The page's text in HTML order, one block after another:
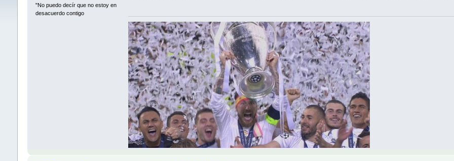
"No puedo decír que no estoy en
desacuerdo contigo